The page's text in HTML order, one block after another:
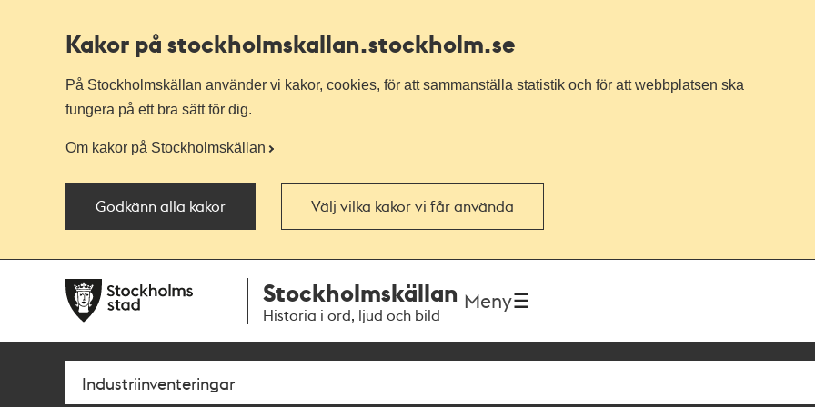
Kakor på stockholmskallan.stockholm.se
På Stockholmskällan använder vi kakor, cookies, för att sammanställa statistik och för att webbplatsen ska
fungera på ett bra sätt för dig.
Om kakor på Stockholmskällan
Godkänn alla kakor Välj vilka kakor vi får använda
navigationen
huvudinnehållet
Stockholmskällan
Historia i ord, ljud och bild
Meny
Sök